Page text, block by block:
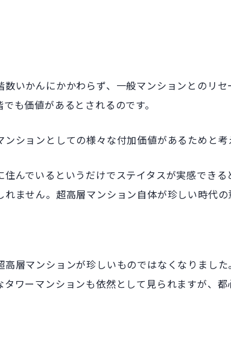
いかんにかかわらず、一般マンションとのリ
も価値があるとされるのです。
ションとしての様々な付加価値があるためと考
んでいるというだけでステイタスが実感でき
ません。超高層マンション自体が珍しい時代の
層マンションが珍しいものではなくなりまし
ワーマンションも依然として見られますが、